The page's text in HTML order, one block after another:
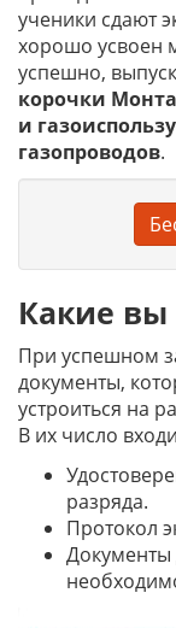
ученики сдают
хорошо усвоен
успешно,
корочки
и
газопроводов.
Какие вы
При успешном
документы,
устроиться на
В их число
разряда.
Протокол
Документы